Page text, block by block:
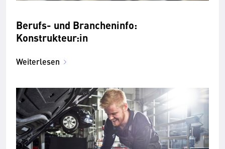
Berufs- und Brancheninfo:
Konstrukteur:in
Weiterlesen